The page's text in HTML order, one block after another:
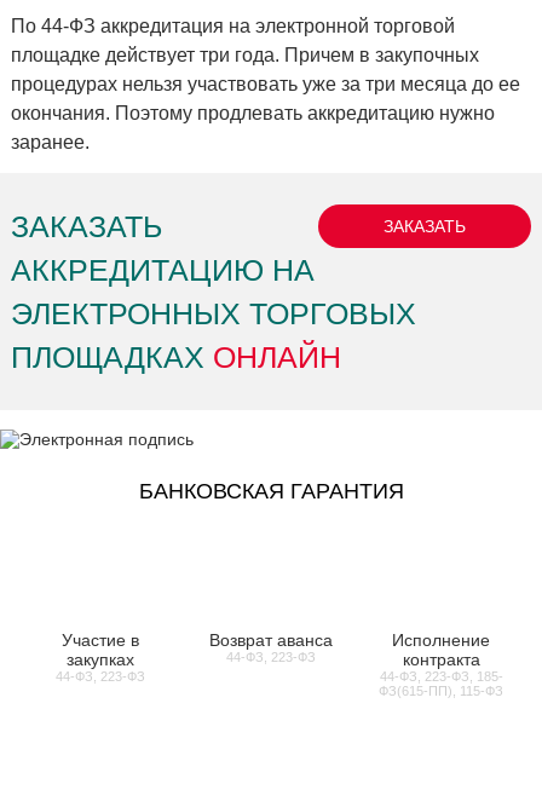
По 44-ФЗ аккредитация на электронной торговой
площадке действует три года. Причем в закупочных
процедурах нельзя участвовать уже за три месяца до ее
окончания. Поэтому продлевать аккредитацию нужно
заранее.
ЗАКАЗАТЬ
ЗАКАЗАТЬ
АККРЕДИТАЦИЮ НА
ЭЛЕКТРОННЫХ ТОРГОВЫХ
ПЛОЩАДКАХ ОНЛАЙН
БАНКОВСКАЯ ГАРАНТИЯ
Участие в
закупках
44-ФЗ, 223-ФЗ
Возврат аванса
44-ФЗ, 223-ФЗ
Исполнение
контракта
44-ФЗ, 223-ФЗ, 185-
ФЗ(615-ПП), 115-ФЗ